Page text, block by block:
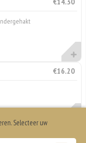
€16.20
Selecteer uw